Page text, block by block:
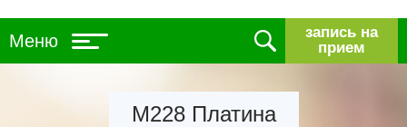
Меню
запись на
прием
М228 Платина